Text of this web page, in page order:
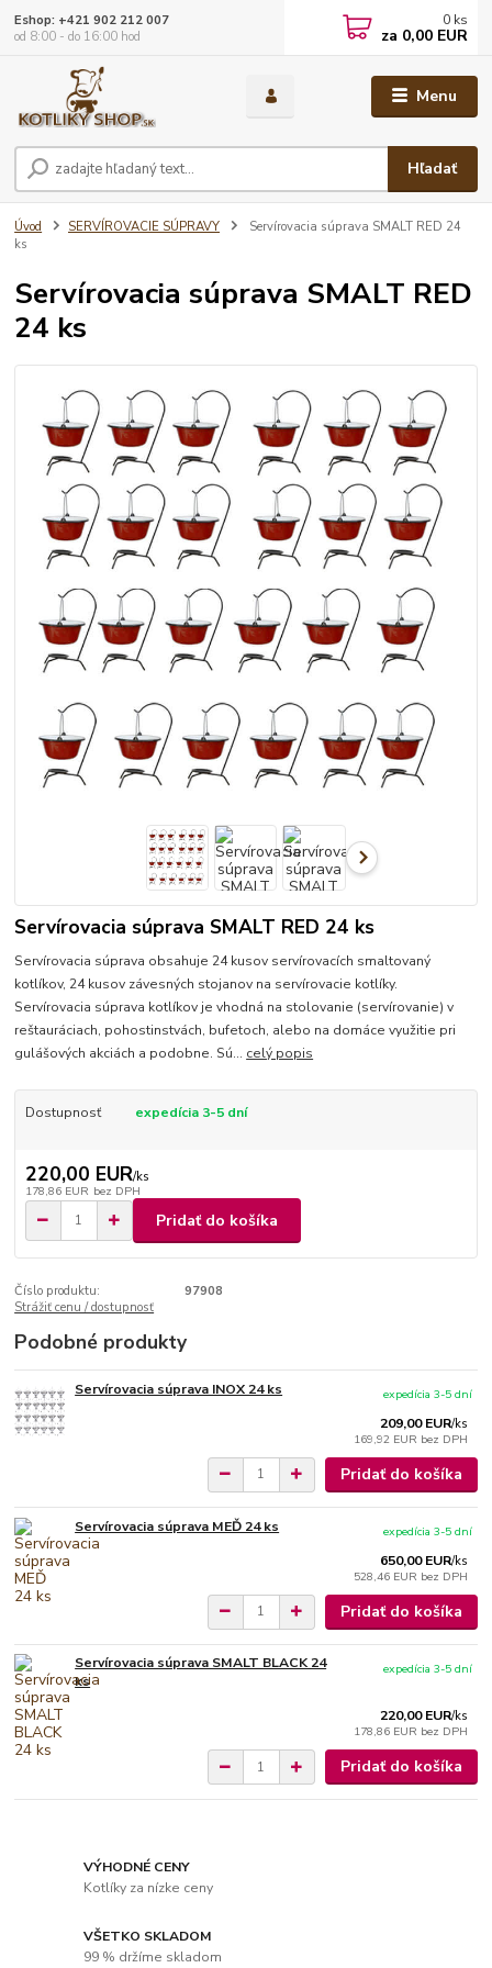
Menu
Hľadať
Eshop: +421 902 212 007
od 8:00 - do 16:00 hod
0 ks
za 0,00 EUR
Úvod SERVÍROVACIE SÚPRAVY
Servírovacia súprava SMALT RED 24
ks
Servírovacia súprava SMALT RED
24 ks
Servírovacia súprava SMALT RED 24 ks
Servírovacia súprava obsahuje 24 kusov servírovacích smaltovaný
kotlíkov, 24 kusov závesných stojanov na servírovacie kotlíky.
Servírovacia súprava kotlíkov je vhodná na stolovanie (servírovanie) v
reštauráciach, pohostinstvách, bufetoch, alebo na domáce využitie pri
gulášových akciách a podobne. Sú... celý popis
Dostupnosť expedícia 3-5 dní
220,00 EUR/ks
178,86 EUR bez DPH
Pridať do košíka
Číslo produktu:
97908
Strážiť cenu / dostupnosť
Podobné produkty
Servírovacia súprava INOX 24 ks
209,00 EUR/ks
169,92 EUR bez DPH
expedícia 3-5 dní
Pridať do košíka
Servírovacia súprava MEĎ 24 ks
650,00 EUR/ks
528,46 EUR bez DPH
expedícia 3-5 dní
Pridať do košíka
Servírovacia súprava SMALT BLACK 24
ks
220,00 EUR/ks
178,86 EUR bez DPH
expedícia 3-5 dní
Pridať do košíka
VÝHODNÉ CENY
Kotlíky za nízke ceny
VŠETKO SKLADOM
99 % držíme skladom